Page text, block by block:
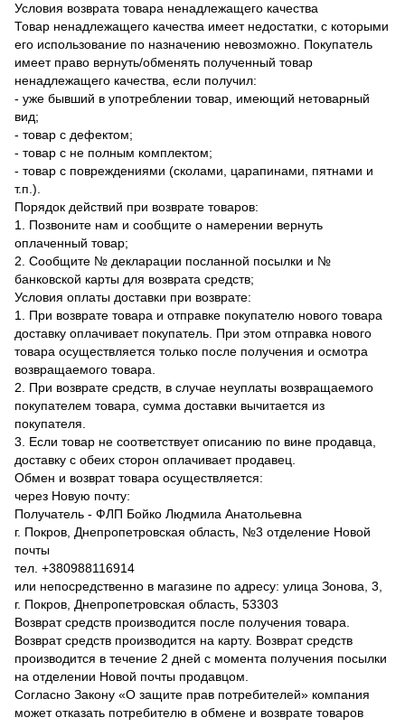
Условия возврата товара ненадлежащего качества
Товар ненадлежащего качества имеет недостатки, с которыми
его использование по назначению невозможно. Покупатель
имеет право вернуть/обменять полученный товар
ненадлежащего качества, если получил:
- уже бывший в употреблении товар, имеющий нетоварный
вид;
- товар с дефектом;
- товар с не полным комплектом;
- товар с повреждениями (сколами, царапинами, пятнами и
т.п.).
Порядок действий при возврате товаров:
1. Позвоните нам и сообщите о намерении вернуть
оплаченный товар;
2. Сообщите № декларации посланной посылки и №
банковской карты для возврата средств;
Условия оплаты доставки при возврате:
1. При возврате товара и отправке покупателю нового товара
доставку оплачивает покупатель. При этом отправка нового
товара осуществляется только после получения и осмотра
возвращаемого товара.
2. При возврате средств, в случае неуплаты возвращаемого
покупателем товара, сумма доставки вычитается из
покупателя.
3. Если товар не соответствует описанию по вине продавца,
доставку с обеих сторон оплачивает продавец.
Обмен и возврат товара осуществляется:
через Новую почту:
Получатель - ФЛП Бойко Людмила Анатольевна
г. Покров, Днепропетровская область, №3 отделение Новой
почты
тел. +380988116914
или непосредственно в магазине по адресу: улица Зонова, 3,
г. Покров, Днепропетровская область, 53303
Возврат средств производится после получения товара.
Возврат средств производится на карту. Возврат средств
производится в течение 2 дней с момента получения посылки
на отделении Новой почты продавцом.
Согласно Закону «О защите прав потребителей» компания
может отказать потребителю в обмене и возврате товаров